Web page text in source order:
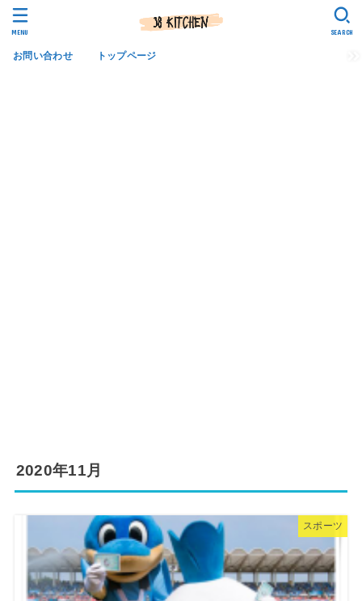
お問い合わせ トップページ
SEARCH
MENU
2020年11月
スポーツ